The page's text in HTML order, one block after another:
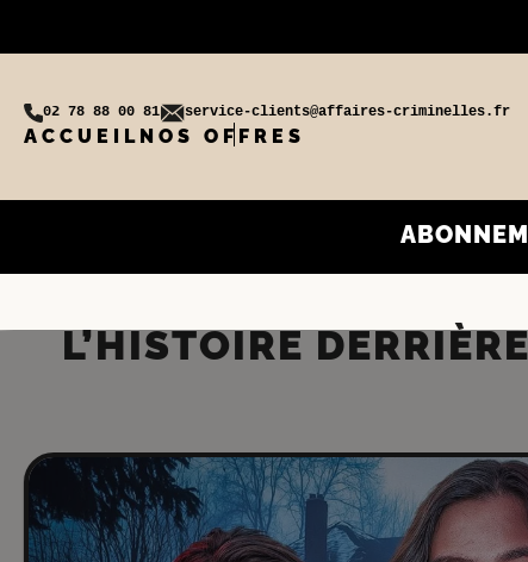
02 78 88 00 81 service-clients@affaires-criminelles.fr
ACCUEIL NOS OFFRES
L’HISTOIRE